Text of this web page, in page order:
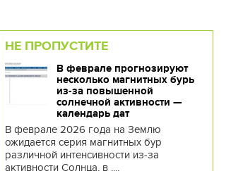
НЕ ПРОПУСТИТЕ
В феврале прогнозируют
несколько магнитных бурь
из-за повышенной
солнечной активности —
календарь дат
В феврале 2026 года на Землю
ожидается серия магнитных бур
различной интенсивности из-за
активности Солнца, в ....